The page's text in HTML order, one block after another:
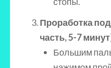
Проработка
часть, 5-7
Большим